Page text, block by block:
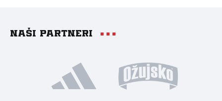
Naši partneri